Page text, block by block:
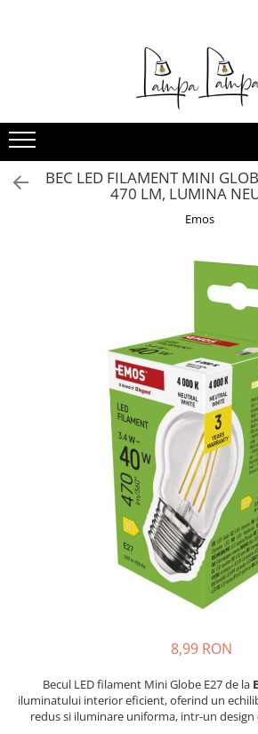
Corpuri de iluminat exterior
Aplice pentru exterior
Iluminat stradal
Proiectoare
Corpuri de iluminat interior
Corpuri de iluminat pentru baie
Lampi de perete
Corpuri de iluminat tehnice
Corpuri de iluminat industriale cu
Corpuri de iluminat tip Highbay
Iluminat de siguranta
BEC LED FILAMENT MINI
470 LM, LUMINA
Emos
8,99 RON
Becul LED filament Mini Globe E27 de la
iluminatului interior eficient, oferind un
redus si iluminare uniforma, intr-un